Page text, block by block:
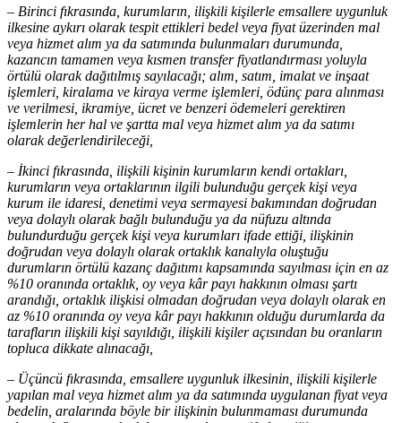
– Birinci fıkrasında, kurumların, ilişkili kişilerle emsallere uygunluk
ilkesine aykırı olarak tespit ettikleri bedel veya fiyat üzerinden mal
veya hizmet alım ya da satımında bulunmaları durumunda,
kazancın tamamen veya kısmen transfer fiyatlandırması yoluyla
örtülü olarak dağıtılmış sayılacağı; alım, satım, imalat ve inşaat
işlemleri, kiralama ve kiraya verme işlemleri, ödünç para alınması
ve verilmesi, ikramiye, ücret ve benzeri ödemeleri gerektiren
işlemlerin her hal ve şartta mal veya hizmet alım ya da satımı
olarak değerlendirileceği,
– İkinci fıkrasında, ilişkili kişinin kurumların kendi ortakları,
kurumların veya ortaklarının ilgili bulunduğu gerçek kişi veya
kurum ile idaresi, denetimi veya sermayesi bakımından doğrudan
veya dolaylı olarak bağlı bulunduğu ya da nüfuzu altında
bulundurduğu gerçek kişi veya kurumları ifade ettiği, ilişkinin
doğrudan veya dolaylı olarak ortaklık kanalıyla oluştuğu
durumların örtülü kazanç dağıtımı kapsamında sayılması için en az
%10 oranında ortaklık, oy veya kâr payı hakkının olması şartı
arandığı, ortaklık ilişkisi olmadan doğrudan veya dolaylı olarak en
az %10 oranında oy veya kâr payı hakkının olduğu durumlarda da
tarafların ilişkili kişi sayıldığı, ilişkili kişiler açısından bu oranların
topluca dikkate alınacağı,
– Üçüncü fıkrasında, emsallere uygunluk ilkesinin, ilişkili kişilerle
yapılan mal veya hizmet alım ya da satımında uygulanan fiyat veya
bedelin, aralarında böyle bir ilişkinin bulunmaması durumunda